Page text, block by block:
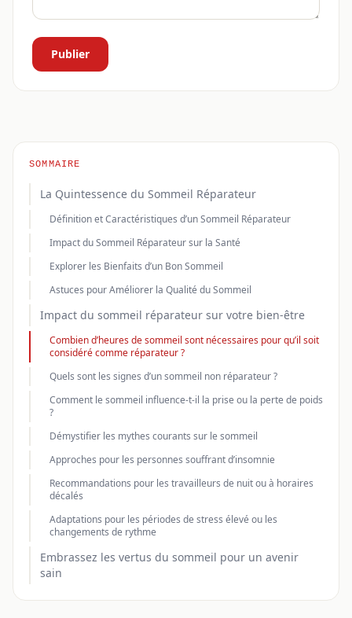
Publier
SOMMAIRE
La Quintessence du Sommeil Réparateur
Définition et Caractéristiques d’un Sommeil Réparateur
Impact du Sommeil Réparateur sur la Santé
Explorer les Bienfaits d’un Bon Sommeil
Astuces pour Améliorer la Qualité du Sommeil
Impact du sommeil réparateur sur votre bien-être
Combien d’heures de sommeil sont nécessaires pour qu’il soit
considéré comme réparateur ?
Quels sont les signes d’un sommeil non réparateur ?
Comment le sommeil influence-t-il la prise ou la perte de poids
?
Démystifier les mythes courants sur le sommeil
Approches pour les personnes souffrant d’insomnie
Recommandations pour les travailleurs de nuit ou à horaires
décalés
Adaptations pour les périodes de stress élevé ou les
changements de rythme
Embrassez les vertus du sommeil pour un avenir
sain